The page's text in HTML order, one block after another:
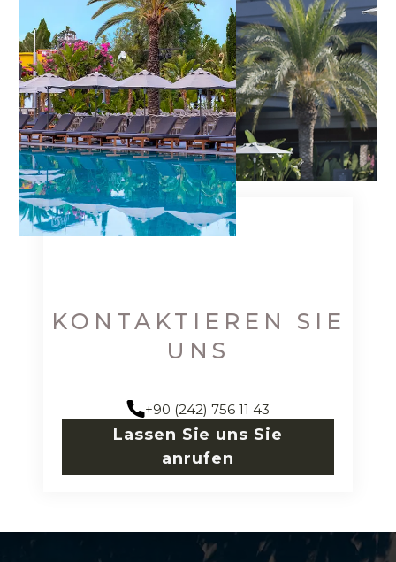
KONTAKTIEREN SIE
UNS
+90 (242) 756 11 43